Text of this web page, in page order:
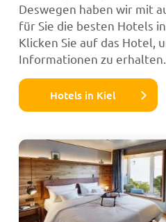
Deswegen haben wir mit
für Sie die besten Hotels
Klicken Sie auf das Hotel,
Informationen zu erhalten.
Hotels in Kiel